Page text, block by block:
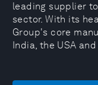
leading supplier
sector. With its
Group's core
India, the USA